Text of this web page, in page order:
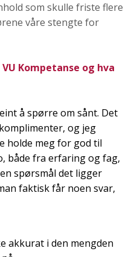
som skulle friste flere
våre stengte for
Kompetanse og hva
å spørre om sånt. Det
og jeg
holde meg for god til
både fra erfaring og fag,
spørsmål det ligger
faktisk får noen svar,
akkurat i den mengden